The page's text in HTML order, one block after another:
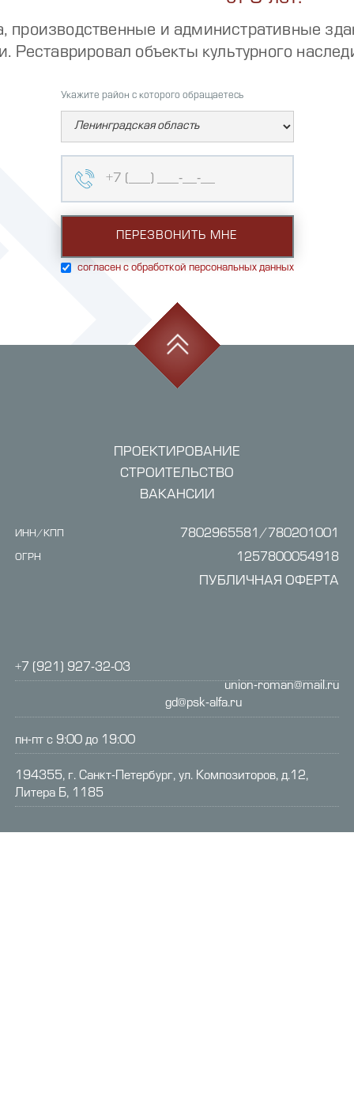
производственные и административные
Реставрировал объекты культурного
Укажите район с которого обращаетесь
согласен с обработкой персональных данных
ПРОЕКТИРОВАНИЕ
СТРОИТЕЛЬСТВО
ВАКАНСИИ
ИНН/КПП 7802965581/780201001
ОГРН 1257800054918
ПУБЛИЧНАЯ ОФЕРТА
+7 (921) 927-32-03
gd@psk-alfa.ru
union-roman@mail.ru
пн-пт с 9:00 до 19:00
194355, г. Санкт-Петербург, ул. Композиторов, д.12,
Литера Б, 1185